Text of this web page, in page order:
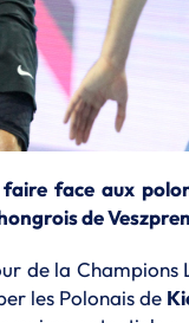
face aux
de
de la Champions
les Polonais de